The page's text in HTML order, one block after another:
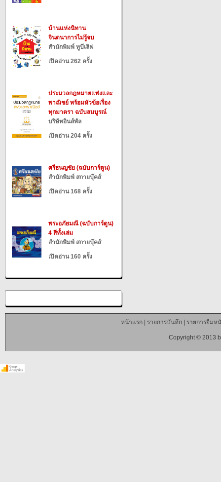
บ้านแห่งนิทาน
จินตนาการไม่รู้จบ
สำนักพิมพ์ ทูบีเลิฟ
เปิดอ่าน 262 ครั้ง
ประมวลกฎหมายแพ่งและ
พาณิชย์ พร้อมหัวข้อเรื่อง
ทุกมาตรา ฉบับสมบูรณ์
บริษัทอินส์พัล
เปิดอ่าน 204 ครั้ง
ศรีธนญชัย (ฉบับการ์ตูน)
สำนักพิมพ์ สกายบุ๊คส์
เปิดอ่าน 168 ครั้ง
พระอภัยมณี (ฉบับการ์ตูน)
4 สีทั้งเล่ม
สำนักพิมพ์ สกายบุ๊คส์
เปิดอ่าน 160 ครั้ง
หน้าแรก| รายการบันทึก| รายการยืมห
Copyright © 2013